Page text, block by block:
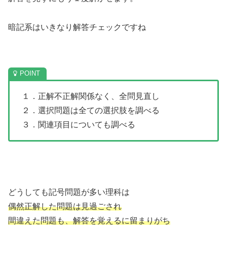
暗記系はいきなり解答チェックですね
１．正解不正解関係なく、全問見直し
２．選択問題は全ての選択肢を調べる
３．関連項目についても調べる
どうしても記号問題が多い理科は
偶然正解した問題は見過ごされ
間違えた問題も、解答を覚えるに留まりがち